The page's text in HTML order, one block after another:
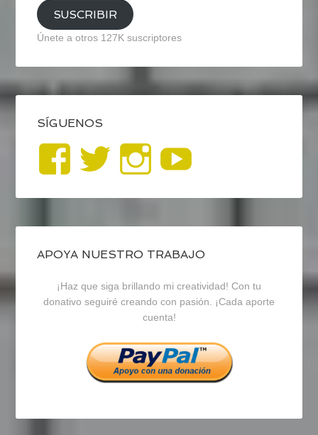
SUSCRIBIR
Únete a otros 127K suscriptores
SÍGUENOS
Ver
perfil
de
blogrecursosep
en
Facebook
Ver
perfil
de
recursosep
en
Twitter
Ver
perfil
de
recursosep
en
Instagram
APOYA NUESTRO TRABAJO
¡Haz que siga brillando mi creatividad! Con tu
donativo seguiré creando con pasión. ¡Cada aporte
cuenta!